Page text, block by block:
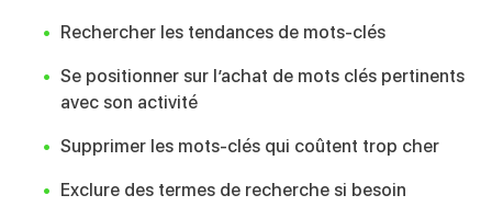
Rechercher les tendances de mots-clés
Se positionner sur l’achat de mots clés pertinents
avec son activité
Supprimer les mots-clés qui coûtent trop cher
Exclure des termes de recherche si besoin